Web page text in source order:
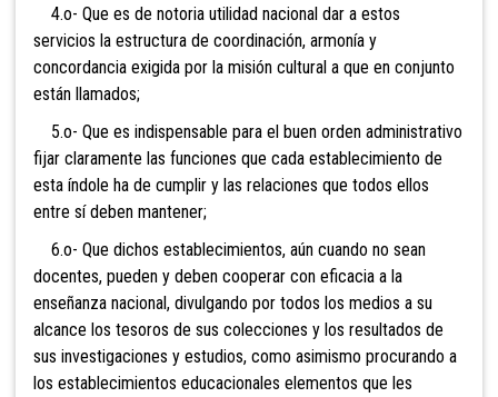
4.o- Que es de notoria utilidad nacional dar a estos
servicios la estructura de coordinación, armonía y
concordancia exigida por la misión cultural a que en conjunto
están llamados;
5.o- Que es indispensable para el buen orden administrativo
fijar claramente las funciones que cada establecimiento de
esta índole ha de cumplir y las relaciones que todos ellos
entre sí deben mantener;
6.o- Que dichos establecimientos, aún cuando no sean
docentes, pueden y deben cooperar con eficacia a la
enseñanza nacional, divulgando por todos los medios a su
alcance los tesoros de sus colecciones y los resultados de
sus investigaciones y estudios, como asimismo procurando a
los establecimientos educacionales elementos que les